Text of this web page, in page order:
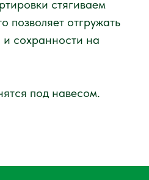
стягиваем
позволяет отгружать
сохранности на
под навесом.